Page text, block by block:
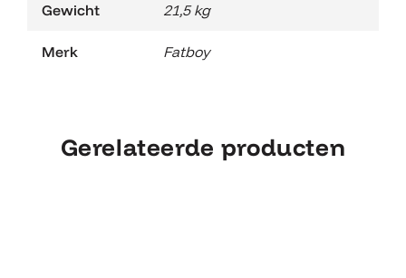
Gewicht 21,5 kg
Merk Fatboy
Gerelateerde producten